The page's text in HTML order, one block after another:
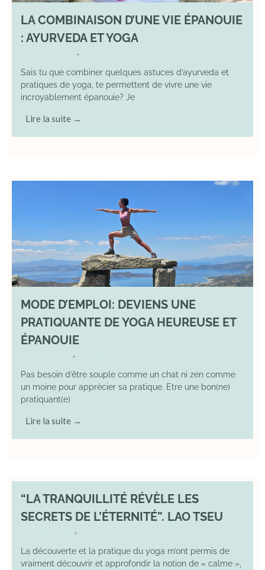
LA COMBINAISON D’UNE VIE ÉPANOUIE
: AYURVEDA ET YOGA
•
Sais tu que combiner quelques astuces d’ayurveda et
pratiques de yoga, te permettent de vivre une vie
incroyablement épanouie? Je
Lire la suite →
MODE D’EMPLOI: DEVIENS UNE
PRATIQUANTE DE YOGA HEUREUSE ET
ÉPANOUIE
•
Pas besoin d’être souple comme un chat ni zen comme
un moine pour apprécier sa pratique. Etre une bon(ne)
pratiquant(e)
Lire la suite →
“LA TRANQUILLITÉ RÉVÈLE LES
SECRETS DE L’ÉTERNITÉ”. LAO TSEU
•
La découverte et la pratique du yoga m’ont permis de
vraiment découvrir et approfondir la notion de « calme »,